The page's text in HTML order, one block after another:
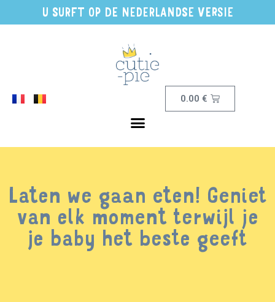
U SURFT OP DE NEDERLANDSE VERSIE
0.00€
Laten we gaan eten! Geniet
van elk moment terwijl je
je baby het beste geeft